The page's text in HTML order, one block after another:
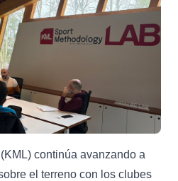
(KML) continúa avanzando a
el terreno con los clubes